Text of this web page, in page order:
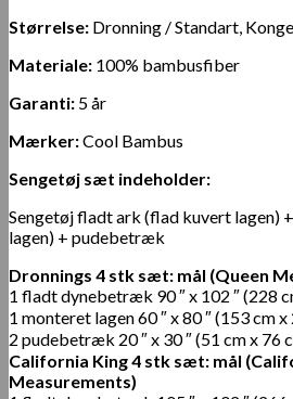
Størrelse: Dronning / Standart, Konge
Materiale: 100% bambusfiber
Garanti: 5 år
Mærker:Cool Bambus
Sengetøj sæt indeholder:
Sengetøj fladt ark (flad kuvert lagen)
lagen) + pudebetræk
Dronnings 4 stk sæt: mål (Queen
1 fladt dynebetræk 90 ″ x 102 ″ (228
1 monteret lagen 60 ″ x 80 ″ (153 cm
2 pudebetræk 20 ″ x 30 ″ (51 cm x 76
California King 4 stk sæt: mål
Measurements)